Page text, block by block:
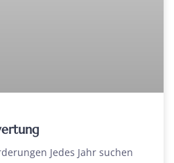
Jedes Jahr suchen